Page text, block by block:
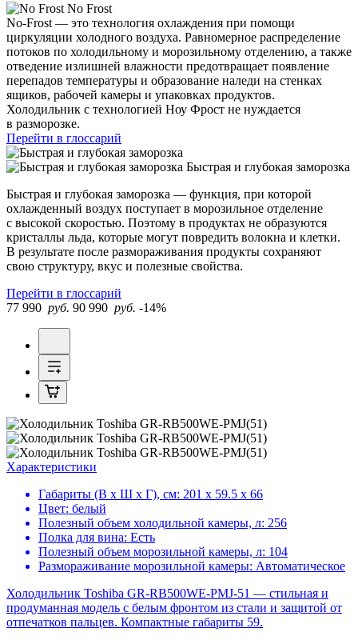
No Frost
No-Frost — это технология охлаждения при помощи
циркуляции холодного воздуха. Равномерное распределение
потоков по холодильному и морозильному отделению, а также
отведение излишней влажности предотвращает появление
перепадов температуры и образование наледи на стенках
ящиков, рабочей камеры и упаковках продуктов.
Холодильник с технологией Ноу Фрост не нуждается
в разморозке.
Перейти в глоссарий
Быстрая и глубокая заморозка
Быстрая и глубокая заморозка — функция, при которой
охлажденный воздух поступает в морозильное отделение
с высокой скоростью. Поэтому в продуктах не образуются
кристаллы льда, которые могут повредить волокна и клетки.
В результате после размораживания продукты сохраняют
свою структуру, вкус и полезные свойства.
Перейти в глоссарий
77 990 руб. 90 990 руб. -14%
Характеристики
Габариты (В х Ш х Г), см: 201 х 59.5 х 66
Цвет: белый
Полезный объем холодильной камеры, л: 256
Полка для вина: Есть
Полезный объем морозильной камеры, л: 104
Размораживание морозильной камеры: Автоматическое
Холодильник Toshiba GR-RB500WE-PMJ-51 — стильная и
продуманная модель с белым фронтом из стали и защитой от
отпечатков пальцев. Компактные габариты 59.